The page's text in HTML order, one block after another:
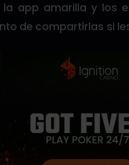
app amarilla y los
de compartirlas si